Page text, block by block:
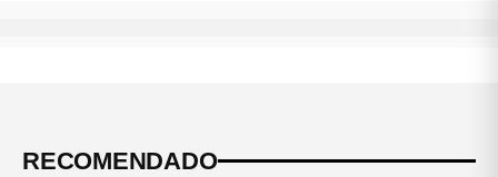
RECOMENDADO